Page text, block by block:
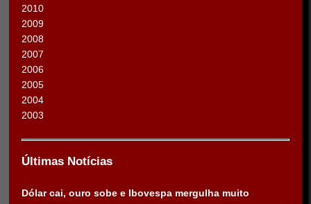
2010
2009
2008
2007
2006
2005
2004
2003
Últimas Notícias
Dólar cai, ouro sobe e Ibovespa mergulha muito